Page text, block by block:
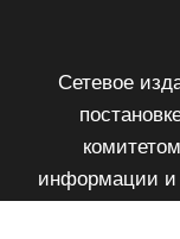
Сетевое
информации и